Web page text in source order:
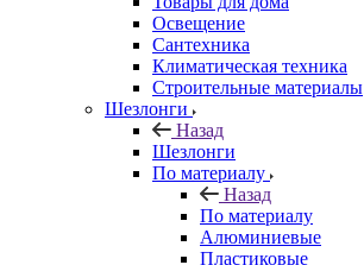
Освещение
Сантехника
Климатическая техника
Строительные материалы
Шезлонги
Назад
Шезлонги
По материалу
Назад
По материалу
Алюминиевые
Пластиковые